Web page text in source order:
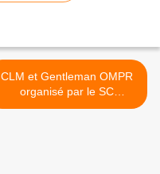
CLM et Gentleman OMPR
organisé par le SC
Manissieux >